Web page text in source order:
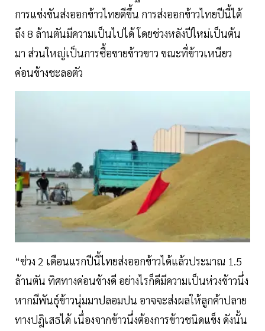
การแข่งขันส่งออกข้าวไทยดีขึ้น การส่งออกข้าวไทยปีนี้ได้
ถึง 8 ล้านตันมีความเป็นไปได้ โดยช่วงหลังปีใหม่เป็นต้น
มา ส่วนใหญ่เป็นการซื้อขายข้าวขาว ขณะที่ข้าวเหนียว
ค่อนข้างชะลอตัว
“ช่วง 2 เดือนแรกปีนี้ไทยส่งออกข้าวได้แล้วประมาณ 1.5
ล้านตัน ทิศทางค่อนข้างดี อย่างไรก็ดีมีความเป็นห่วงข้าวนึ่ง
หากมีพันธุ์ข้าวนุ่มมาปลอมปน อาจจะส่งผลให้ลูกค้าปลาย
ทางปฎิเสธได้ เนื่องจากข้าวนึ่งต้องการข้าวชนิดแข็ง ดังนั้น